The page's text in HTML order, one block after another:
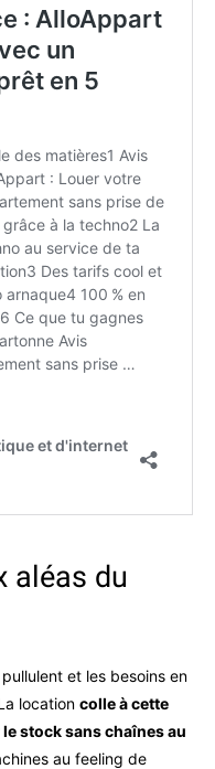
aléas du
et les besoins en
location colle à cette
stock sans chaînes au
au feeling de